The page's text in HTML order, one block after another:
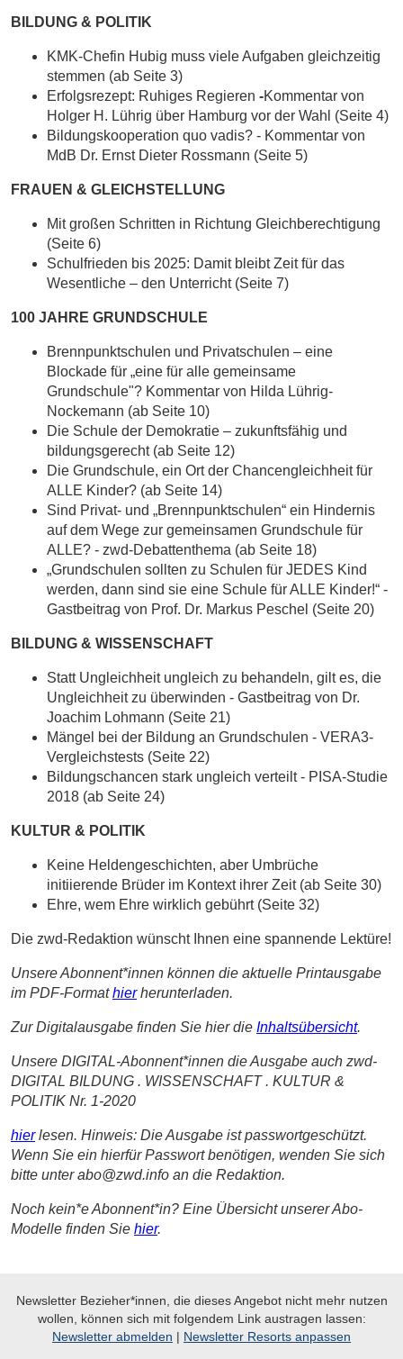
BILDUNG & POLITIK
KMK-Chefin Hubig muss viele Aufgaben gleichzeitig
stemmen (ab Seite 3)
Erfolgsrezept: Ruhiges Regieren -Kommentar von
Holger H. Lührig über Hamburg vor der Wahl (Seite 4)
Bildungskooperation quo vadis? - Kommentar von
MdB Dr. Ernst Dieter Rossmann (Seite 5)
FRAUEN & GLEICHSTELLUNG
Mit großen Schritten in Richtung Gleichberechtigung
(Seite 6)
Schulfrieden bis 2025: Damit bleibt Zeit für das
Wesentliche – den Unterricht (Seite 7)
100 JAHRE GRUNDSCHULE
Brennpunktschulen und Privatschulen – eine
Blockade für „eine für alle gemeinsame
Grundschule"? Kommentar von Hilda Lührig-
Nockemann (ab Seite 10)
Die Schule der Demokratie – zukunftsfähig und
bildungsgerecht (ab Seite 12)
Die Grundschule, ein Ort der Chancengleichheit für
ALLE Kinder? (ab Seite 14)
Sind Privat- und „Brennpunktschulen“ ein Hindernis
auf dem Wege zur gemeinsamen Grundschule für
ALLE? - zwd-Debattenthema (ab Seite 18)
„Grundschulen sollten zu Schulen für JEDES Kind
werden, dann sind sie eine Schule für ALLE Kinder!“ -
Gastbeitrag von Prof. Dr. Markus Peschel (Seite 20)
BILDUNG & WISSENSCHAFT
Statt Ungleichheit ungleich zu behandeln, gilt es, die
Ungleichheit zu überwinden - Gastbeitrag von Dr.
Joachim Lohmann (Seite 21)
Mängel bei der Bildung an Grundschulen - VERA3-
Vergleichstests (Seite 22)
Bildungschancen stark ungleich verteilt - PISA-Studie
2018 (ab Seite 24)
KULTUR & POLITIK
Keine Heldengeschichten, aber Umbrüche
initiierende Brüder im Kontext ihrer Zeit (ab Seite 30)
Ehre, wem Ehre wirklich gebührt (Seite 32)
Die zwd-Redaktion wünscht Ihnen eine spannende Lektüre!
Unsere Abonnent*innen können die aktuelle Printausgabe
im PDF-Formathierherunterladen.
Zur Digitalausgabe finden Sie hierdie Inhaltsübersicht.
Unsere DIGITAL-Abonnent*innen die Ausgabe auch zwd-
DIGITAL BILDUNG . WISSENSCHAFT . KULTUR &
POLITIK Nr. 1-2020
hierlesen. Hinweis: Die Ausgabe ist passwortgeschützt.
Wenn Sie ein hierfür Passwort benötigen, wenden Sie sich
bitte unter abo@zwd.info an die Redaktion.
Noch kein*e Abonnent*in? Eine Übersicht unserer Abo-
Modelle finden Sie hier.
Newsletter Bezieher*innen, die dieses Angebot nicht mehr nutzen
wollen, können sich mit folgendem Link austragen lassen:
Newsletter abmelden | Newsletter Resorts anpassen